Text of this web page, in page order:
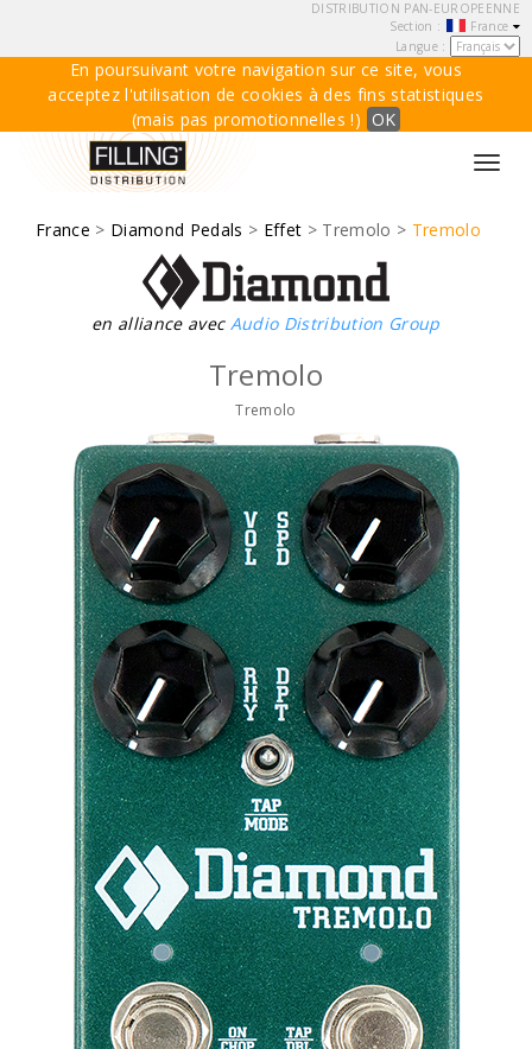
DISTRIBUTION PAN-EUROPEENNE
Section :
France
Langue :
En poursuivant votre navigation sur ce site, vous
acceptez l'utilisation de cookies à des fins statistiques
(mais pas promotionnelles !) OK
France > Diamond Pedals > Effet > Tremolo > Tremolo
en alliance avec Audio Distribution Group
Tremolo
Tremolo